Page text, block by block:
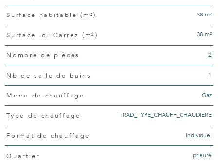
Surface habitable (m²) 38 m²
Surface loi Carrez (m²) 38 m²
Nombre de pièces 2
Nb de salle de bains 1
Mode de chauffage Gaz
Type de chauffage TRAD_TYPE_CHAUFF_CHAUDIERE
Format de chauffage Individuel
Quartier prieuré